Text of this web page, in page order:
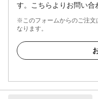
す。こちらよりお問い合
※このフォームからのご注文
なります。